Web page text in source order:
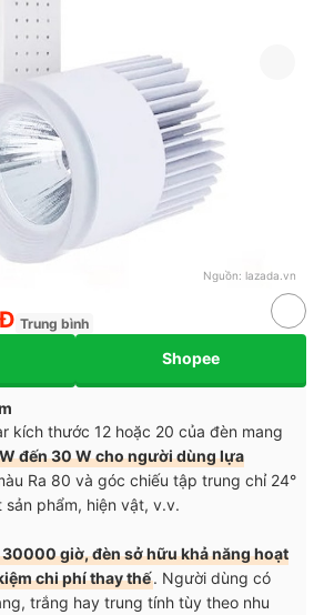
Nguồn: lazada.vn
Trung bình
Shopee
kích thước 12 hoặc 20 của đèn mang
đến 30 W cho người dùng lựa
Ra 80 và góc chiếu tập trung chỉ 24°
phẩm, hiện vật, v.v.
giờ, đèn sở hữu khả năng hoạt
chi phí thay thế. Người dùng có
trắng hay trung tính tùy theo nhu